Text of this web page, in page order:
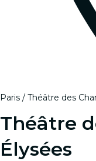
Paris Théâtre des
Théâtre
Élysées